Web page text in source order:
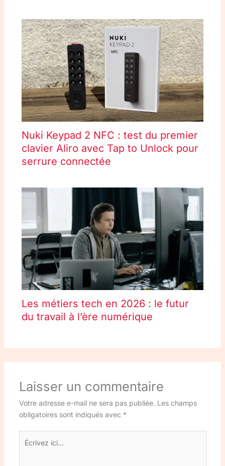
Nuki Keypad 2 NFC : test du premier
clavier Aliro avec Tap to Unlock pour
serrure connectée
Les métiers tech en 2026 : le futur
du travail à l’ère numérique
Laisser un commentaire
Votre adresse e-mail ne sera pas publiée. Les champs
obligatoires sont indiqués avec *
ici…